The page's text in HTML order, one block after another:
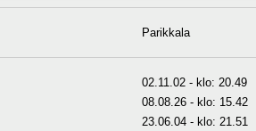
Parikkala
02.11.02 - klo: 20.49
08.08.26 - klo: 15.42
23.06.04 - klo: 21.51